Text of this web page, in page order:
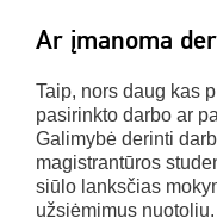
Ar įmanoma
Taip, nors daug kas
pasirinkto darbo ar
Galimybė derinti
magistrantūros
siūlo lanksčias
užsiėmimus nuotoliu.